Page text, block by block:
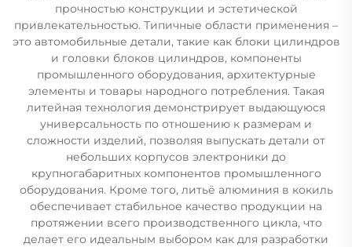
прочностью конструкции и эстетической
привлекательностью. Типичные области применения –
это автомобильные детали, такие как блоки цилиндров
и головки блоков цилиндров, компоненты
промышленного оборудования, архитектурные
элементы и товары народного потребления. Такая
литейная технология демонстрирует выдающуюся
универсальность по отношению к размерам и
сложности изделий, позволяя выпускать детали от
небольших корпусов электроники до
крупногабаритных компонентов промышленного
оборудования. Кроме того, литьё алюминия в кокиль
обеспечивает стабильное качество продукции на
протяжении всего производственного цикла, что
делает его идеальным выбором как для разработки